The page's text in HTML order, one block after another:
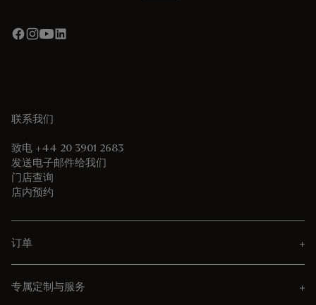
联系我们
致电 +44 20 3901 2683
发送电子邮件给我们
门店查询
店内预约
订单
专属定制与服务